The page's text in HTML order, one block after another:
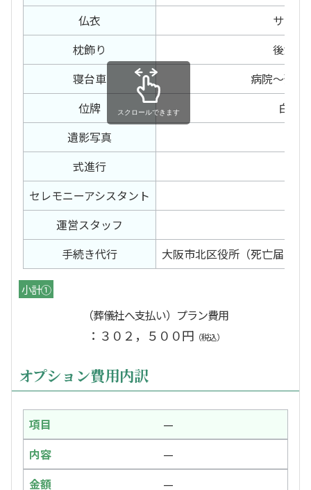
仏衣
サテン
枕飾り
後飾り
寝台車
病院〜預か
位牌
白木
遺影写真
式進行
セレモニーアシスタント
運営スタッフ
手続き代行
大阪市北区役所（死亡届）
スクロールできます
小計①
（葬儀社へ支払い）プラン費用
：３０２，５００円 （税込）
オプション費用内訳
—
—
—